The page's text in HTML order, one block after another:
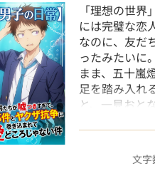
「理想の世
には完璧な恋
なのに、友だ
ったみたいに
まま、五十嵐
足を踏み入れ
と、一見おと
やがて事件
か」の手口が
脳×サスペ
ームとして文字